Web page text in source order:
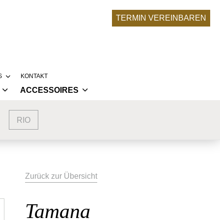
TERMIN VEREINBAREN
UPDATE
BRÄUTE
KONTAKT
ACCESSOIRES
BRAUTACCESSOIRES
RIO
Zurück zur Übersicht
Tamana